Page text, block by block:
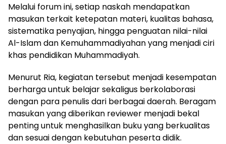
Melalui forum ini, setiap naskah mendapatkan
masukan terkait ketepatan materi, kualitas bahasa,
sistematika penyajian, hingga penguatan nilai-nilai
Al-Islam dan Kemuhammadiyahan yang menjadi ciri
khas pendidikan Muhammadiyah.
Menurut Ria, kegiatan tersebut menjadi kesempatan
berharga untuk belajar sekaligus berkolaborasi
dengan para penulis dari berbagai daerah. Beragam
masukan yang diberikan reviewer menjadi bekal
penting untuk menghasilkan buku yang berkualitas
dan sesuai dengan kebutuhan peserta didik.